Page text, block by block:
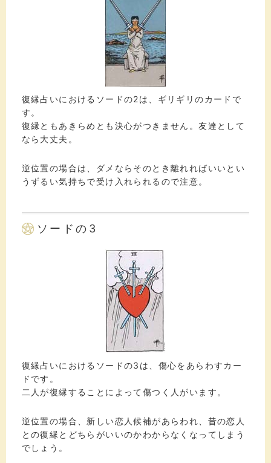
復縁占いにおけるソードの2は、ギリギリのカードで
す。
復縁ともあきらめとも決心がつきません。友達として
なら大丈夫。
逆位置の場合は、ダメならそのとき離れればいいとい
うずるい気持ちで受け入れられるので注意。
ソードの3
復縁占いにおけるソードの3は、傷心をあらわすカー
ドです。
二人が復縁することによって傷つく人がいます。
逆位置の場合、新しい恋人候補があらわれ、昔の恋人
との復縁とどちらがいいのかわからなくなってしまう
でしょう。